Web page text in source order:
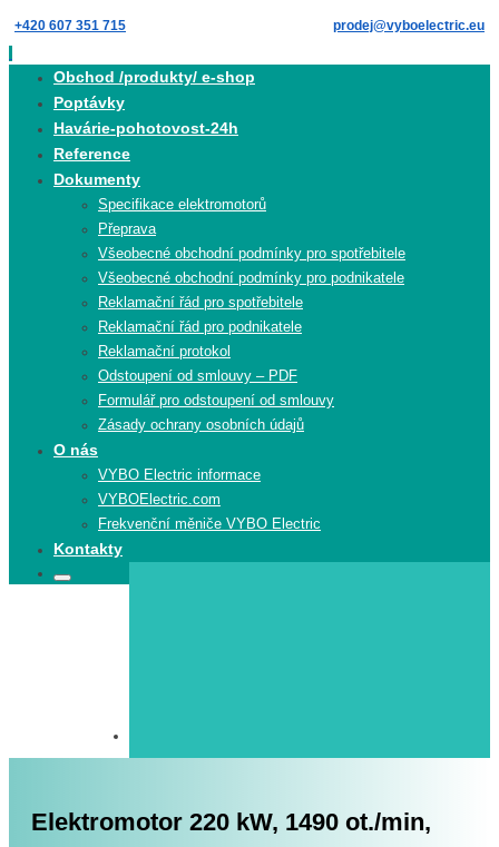
Skip
to
content
+420 607 351 715 prodej@vyboelectric.eu
Obchod /produkty/ e-shop
Poptávky
Havárie-pohotovost-24h
Reference
Dokumenty
Specifikace elektromotorů
Přeprava
Všeobecné obchodní podmínky pro spotřebitele
Všeobecné obchodní podmínky pro podnikatele
Reklamační řád pro spotřebitele
Reklamační řád pro podnikatele
Reklamační protokol
Odstoupení od smlouvy – PDF
Formulář pro odstoupení od smlouvy
Zásady ochrany osobních údajů
O nás
VYBO Electric informace
VYBOElectric.com
Frekvenční měniče VYBO Electric
Kontakty
Search
Search
Elektromotor 220 kW, 1490 ot./min,